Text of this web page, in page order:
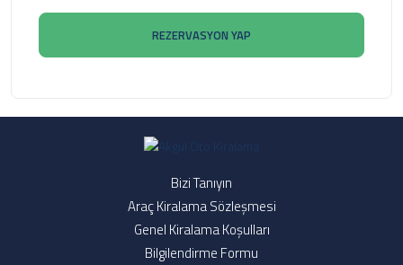
REZERVASYON YAP
Bizi Tanıyın
Araç Kiralama Sözleşmesi
Genel Kiralama Koşulları
Bilgilendirme Formu